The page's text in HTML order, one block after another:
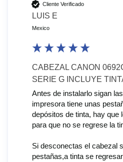
Cliente Verificado
LUIS E
Mexico
CABEZAL CANON
SERIE G INCLUYE
Antes de instalarlo sigan
impresora tiene unas
depósitos de tinta, hay que
para que no se regrese la
Si desconectas el cabezal
pestañas,a tinta se